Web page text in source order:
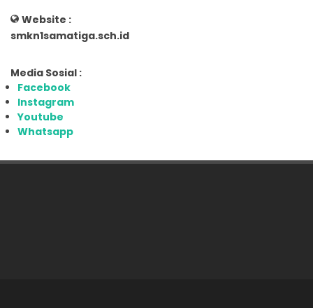
Website :
smkn1samatiga.sch.id
Media Sosial :
Facebook
Instagram
Youtube
Whatsapp